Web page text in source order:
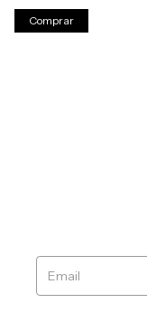
Comprar